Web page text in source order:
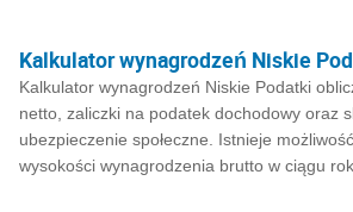
Kalkulator wynagrodzeń Niskie
Kalkulator wynagrodzeń Niskie Podatki
netto, zaliczki na podatek dochodowy oraz
ubezpieczenie społeczne. Istnieje
wysokości wynagrodzenia brutto w ciągu